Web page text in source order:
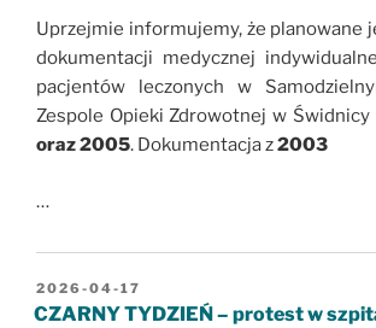
Uprzejmie informujemy, że planowane
dokumentacji medycznej
pacjentów leczonych w
Zespole Opieki Zdrowotnej w Świdnicy
oraz 2005. Dokumentacja z2003
…
OPUBLIKOWANE
W
2026-04-17
CZARNY TYDZIEŃ – protest w